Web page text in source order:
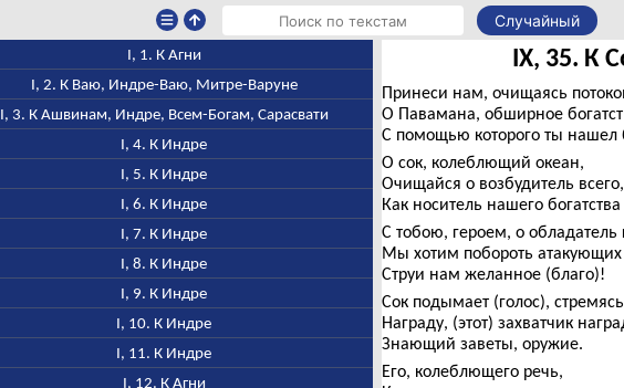
Случайный
I, 1. К Агни
I, 2. К Ваю, Индре-Ваю, Митре-Варуне
I, 3. К Ашвинам, Индре, Всем-Богам, Сарасвати
I, 4. К Индре
I, 5. К Индре
I, 6. К Индре
I, 7. К Индре
I, 8. К Индре
I, 9. К Индре
I, 10. К Индре
I, 11. К Индре
I, 12. К Агни
IX, 35. К
Принеси нам, очищаясь
О Павамана, обширное
С помощью которого ты нашел
О сок, колеблющий океан,
Очищайся о возбудитель всего,
Как носитель нашего
С тобою, героем, о обладатель
Мы хотим побороть
Струи нам желанное (благо)!
Сок подымает (голос),
Награду, (этот) захватчик
Знающий заветы, оружие.
Его, колеблющего речь,